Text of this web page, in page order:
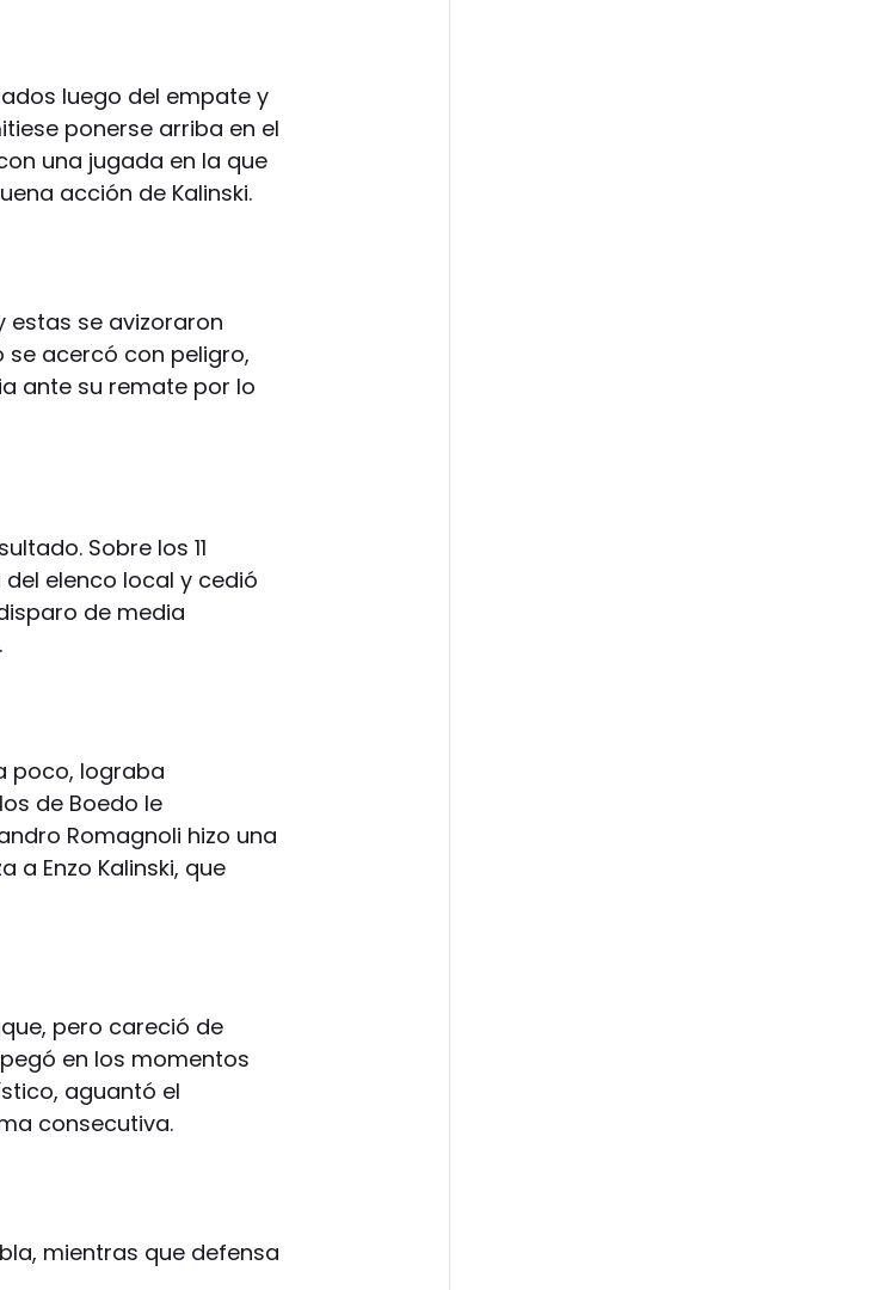
luego del empate y
ponerse arriba en el
una jugada en la que
acción de Kalinski.
estas se avizoraron
se acercó con peligro,
ante su remate por lo
Sobre los 11
elenco local y cedió
de media
poco, lograba
de Boedo le
Romagnoli hizo una
a Enzo Kalinski, que
pero careció de
en los momentos
aguantó el
consecutiva.
mientras que defensa